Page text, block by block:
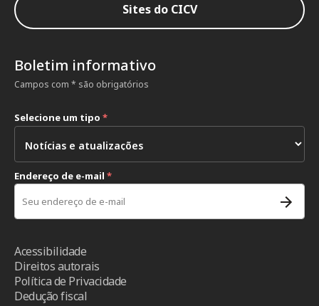
Sites do CICV
Boletim informativo
Campos com * são obrigatórios
Selecione um tipo *
Endereço de e-mail *
Acessibilidade
Direitos autorais
Política de Privacidade
Dedução fiscal